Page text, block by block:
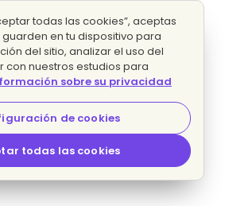
todas las cookies”, aceptas
en tu dispositivo para
del sitio, analizar el uso del
con nuestros estudios para
sobre su privacidad
de cookies
todas las cookies